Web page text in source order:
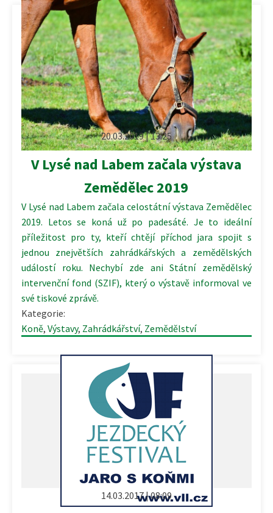
20.03.2019 | 13:25
V Lysé nad Labem začala výstava
Zemědělec 2019
V Lysé nad Labem začala celostátní výstava Zemědělec
2019. Letos se koná už po padesáté. Je to ideální
příležitost pro ty, kteří chtějí příchod jara spojit s
jednou znejvětších zahrádkářských a zemědělských
událostí roku. Nechybí zde ani Státní zemědělský
intervenční fond (SZIF), který o výstavě informoval ve
své tiskové zprávě.
Kategorie:
Koně, Výstavy, Zahrádkářství, Zemědělství
14.03.2017 | 08:09